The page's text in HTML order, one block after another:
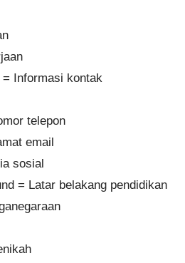
Informasi kontak
telepon
email
sosial
= Latar belakang pendidikan